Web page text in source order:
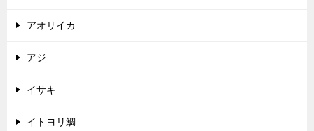
アオリイカ
アジ
イサキ
イトヨリ鯛